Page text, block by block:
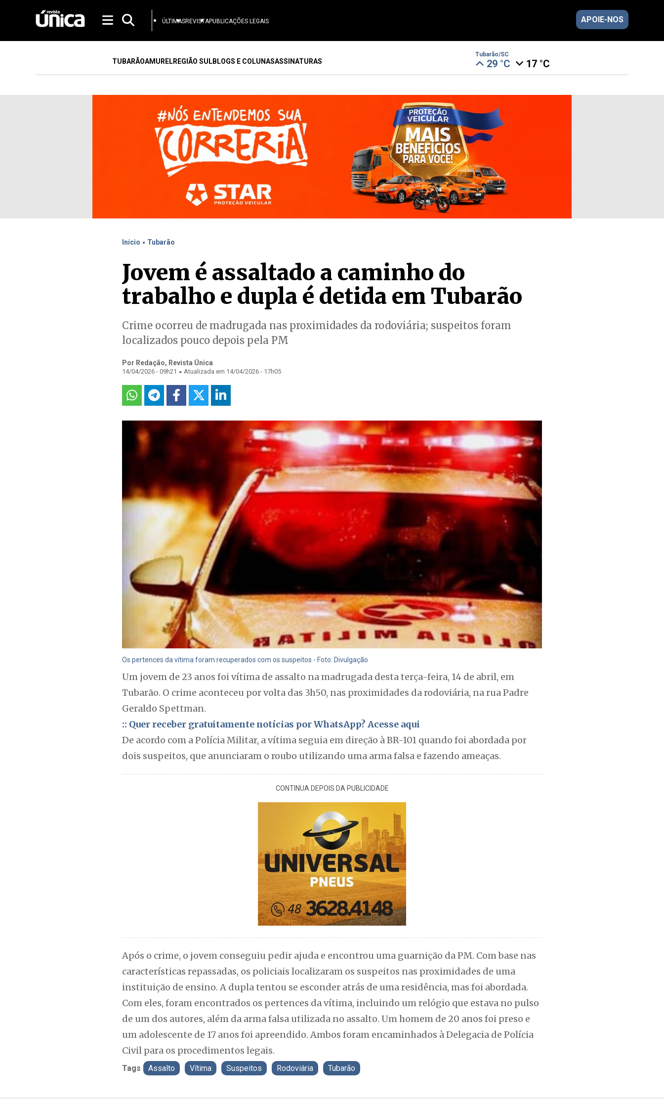
ÚLTIMASREVISTAPUBLICAÇÕES LEGAIS APOIE-NOS
TUBARÃOAMURELREGIÃO SULBLOGS E COLUNASASSINATURAS
Tubarão/SC
29 °C 17 °C
Início . Tubarão
Jovem é assaltado a caminho do
trabalho e dupla é detida em Tubarão
Crime ocorreu de madrugada nas proximidades da rodoviária; suspeitos foram
localizados pouco depois pela PM
Por Redação, Revista Única
14/04/2026 - 09h21 . Atualizada em 14/04/2026 - 17h05
Os pertences da vítima foram recuperados com os suspeitos - Foto: Divulgação
Um jovem de 23 anos foi vítima de assalto na madrugada desta terça-feira, 14 de abril, em
Tubarão. O crime aconteceu por volta das 3h50, nas proximidades da rodoviária, na rua Padre
Geraldo Spettman.
:: Quer receber gratuitamente notícias por WhatsApp? Acesse aqui
De acordo com a Polícia Militar, a vítima seguia em direção à BR-101 quando foi abordada por
dois suspeitos, que anunciaram o roubo utilizando uma arma falsa e fazendo ameaças.
CONTINUA DEPOIS DA PUBLICIDADE
Após o crime, o jovem conseguiu pedir ajuda e encontrou uma guarnição da PM. Com base nas
características repassadas, os policiais localizaram os suspeitos nas proximidades de uma
instituição de ensino. A dupla tentou se esconder atrás de uma residência, mas foi abordada.
Com eles, foram encontrados os pertences da vítima, incluindo um relógio que estava no pulso
de um dos autores, além da arma falsa utilizada no assalto. Um homem de 20 anos foi preso e
um adolescente de 17 anos foi apreendido. Ambos foram encaminhados à Delegacia de Polícia
Civil para os procedimentos legais.
Tags Assalto Vítima Suspeitos Rodoviária Tubarão